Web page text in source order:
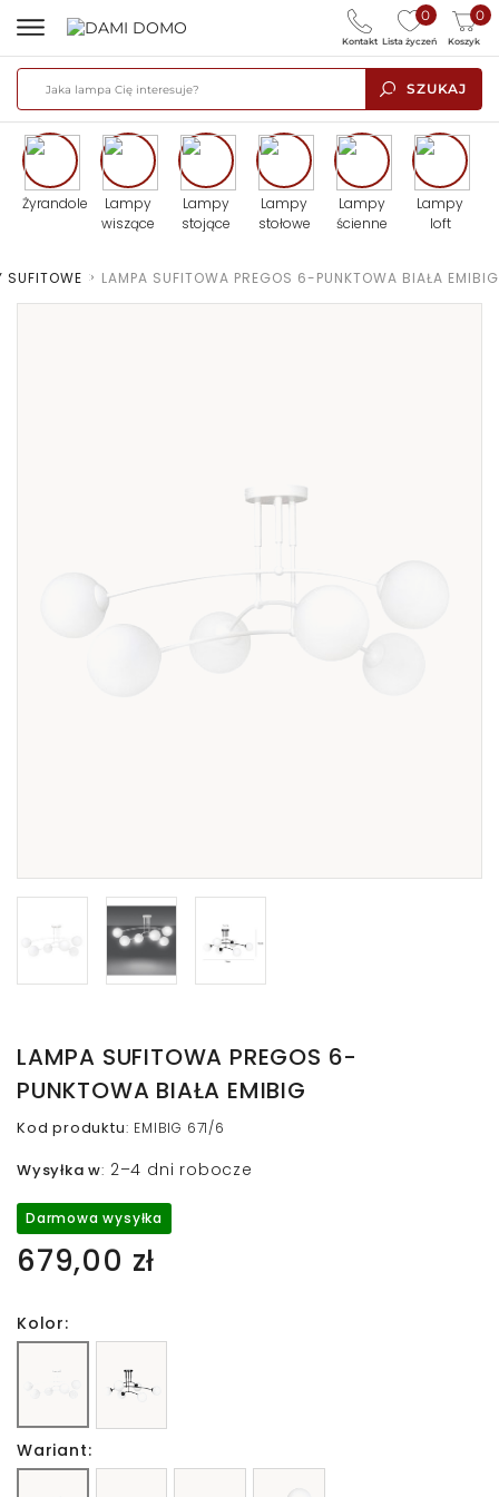
SZUKAJ
0
Lista życzeń
0
Koszyk
Kontakt
Żyrandole
Lampy
wiszące
Lampy
stojące
Lampy
stołowe
Lampy
ścienne
Lampy
loft
SUFITOWE > LAMPA SUFITOWA PREGOS 6-PUNKTOWA BIAŁA EMIBIG
LAMPA SUFITOWA PREGOS 6-
PUNKTOWA BIAŁA EMIBIG
Kod produktu: EMIBIG 671/6
Wysyłka w: 2–4 dni robocze
Darmowa wysyłka
679,00 zł
Kolor:
Wariant: